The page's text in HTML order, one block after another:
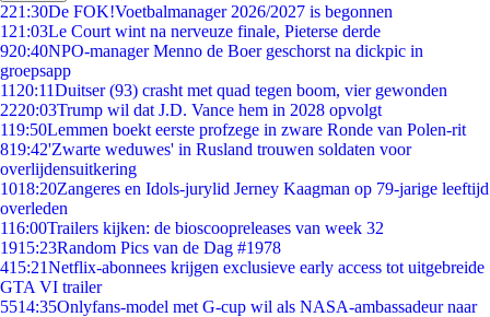
221:30De FOK!Voetbalmanager 2026/2027 is begonnen
1 21:03Le Court wint na nerveuze finale, Pieterse derde
920:40NPO-manager Menno de Boer geschorst na dickpic in
groepsapp
11 20:11Duitser (93) crasht met quad tegen boom, vier gewonden
2220:03Trump wil dat J.D. Vance hem in 2028 opvolgt
119:50Lemmen boekt eerste profzege in zware Ronde van Polen-rit
819:42'Zwarte weduwes' in Rusland trouwen soldaten voor
overlijdensuitkering
1018:20Zangeres en Idols-jurylid Jerney Kaagman op 79-jarige leeftijd
overleden
116:00Trailers kijken: de bioscoopreleases van week 32
1915:23Random Pics van de Dag #1978
415:21Netflix-abonnees krijgen exclusieve early access tot uitgebreide
GTA VI trailer
5514:35Onlyfans-model met G-cup wil als NASA-ambassadeur naar